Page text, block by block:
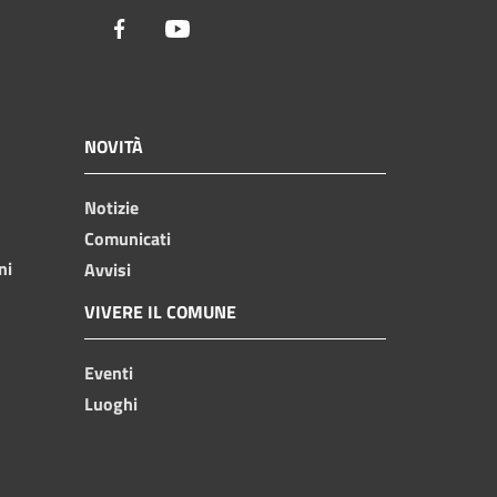
Facebook
NOVITÀ
Notizie
Comunicati
Avvisi
VIVERE IL COMUNE
Eventi
Luoghi